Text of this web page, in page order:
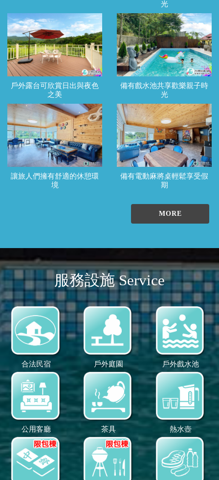
光
戶外露台可欣賞日出與夜色
之美
備有戲水池共享歡樂親子時
光
讓旅人們擁有舒適的休憩環
境
備有電動麻將桌輕鬆享受假
期
MORE
服務設施 Service
合法民宿 戶外庭園 戶外戲水池
公用客廳 茶具 熱水壺